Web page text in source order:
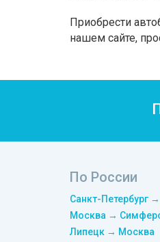
Приобрести
нашем сайте,
По России
Санкт-Петербург
Москва →
Липецк → Москва